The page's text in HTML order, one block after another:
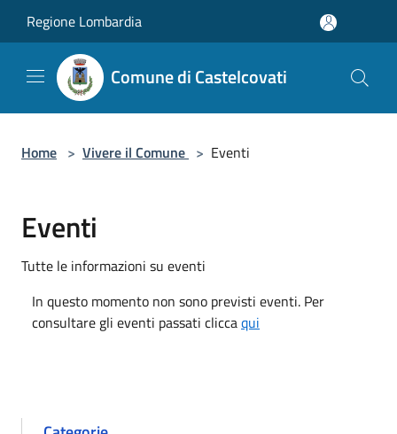
Regione Lombardia
Comune di Castelcovati
Home > Vivere il Comune > Eventi
Eventi
Tutte le informazioni su eventi
In questo momento non sono previsti eventi. Per
consultare gli eventi passati cliccaqui